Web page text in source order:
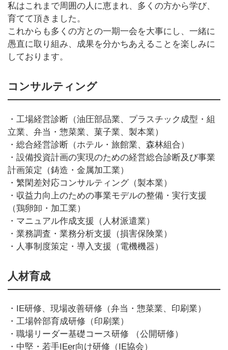
私はこれまで周囲の人に恵まれ、多くの方から学び、
育てて頂きました。
これからも多くの方との一期一会を大事にし、一緒に
愚直に取り組み、成果を分かちあえることを楽しみに
しております。
コンサルティング
・工場経営診断（油圧部品業、プラスチック成型・組
立業、弁当・惣菜業、菓子業、製本業）
・総合経営診断（ホテル・旅館業、森林組合）
・設備投資計画の実現のための経営総合診断及び事業
計画策定（鋳造・金属加工業）
・繁閑差対応コンサルティング（製本業）
・収益力向上のための事業モデルの整備・実行支援
（鶏卵卸・加工業）
・マニュアル作成支援（人材派遣業）
・業務調査・業務分析支援（損害保険業）
・人事制度策定・導入支援（電機機器）
人材育成
・ IE研修、現場改善研修（弁当・惣菜業、印刷業）
・工場幹部育成研修（印刷業）
・職場リーダー基礎コース研修 （公開研修）
・中堅・若手 IEer向け研修（ IE協会）